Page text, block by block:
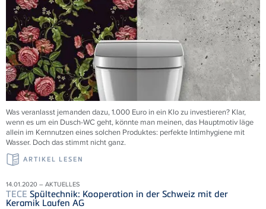
Was veranlasst jemanden dazu, 1.000 Euro in ein Klo zu investieren? Klar,
wenn es um ein Dusch-WC geht, könnte man meinen, das Hauptmotiv läge
allein im Kernnutzen eines solchen Produktes: perfekte Intimhygiene mit
Wasser. Doch das stimmt nicht ganz.
ARTIKEL LESEN
14.01.2020 – AKTUELLES
TECE Spültechnik: Kooperation in der Schweiz mit der
Keramik Laufen AG